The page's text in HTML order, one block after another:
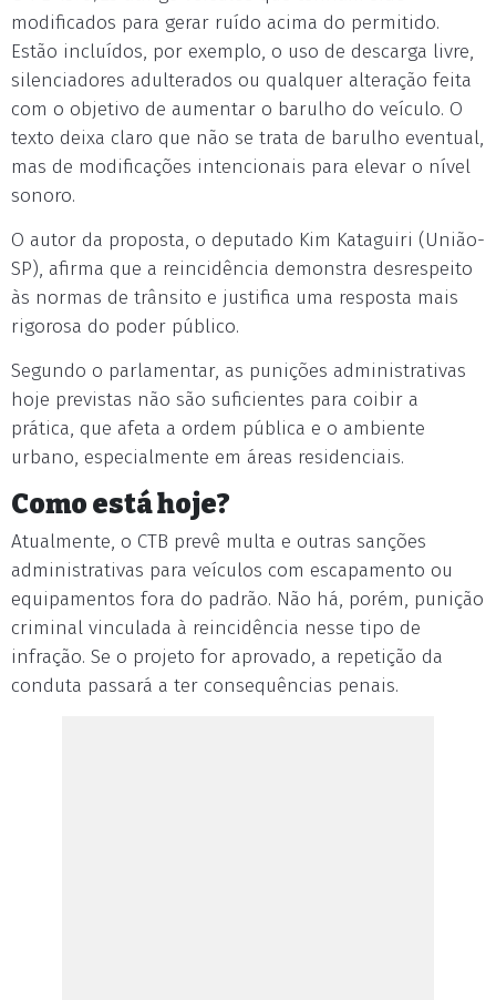
modificados para gerar ruído acima do permitido.
Estão incluídos, por exemplo, o uso de descarga livre,
silenciadores adulterados ou qualquer alteração feita
com o objetivo de aumentar o barulho do veículo. O
texto deixa claro que não se trata de barulho eventual,
mas de modificações intencionais para elevar o nível
sonoro.
O autor da proposta, o deputado Kim Kataguiri (União-
SP), afirma que a reincidência demonstra desrespeito
às normas de trânsito e justifica uma resposta mais
rigorosa do poder público.
Segundo o parlamentar, as punições administrativas
hoje previstas não são suficientes para coibir a
prática, que afeta a ordem pública e o ambiente
urbano, especialmente em áreas residenciais.
Como está hoje?
Atualmente, o CTB prevê multa e outras sanções
administrativas para veículos com escapamento ou
equipamentos fora do padrão. Não há, porém, punição
criminal vinculada à reincidência nesse tipo de
infração. Se o projeto for aprovado, a repetição da
conduta passará a ter consequências penais.